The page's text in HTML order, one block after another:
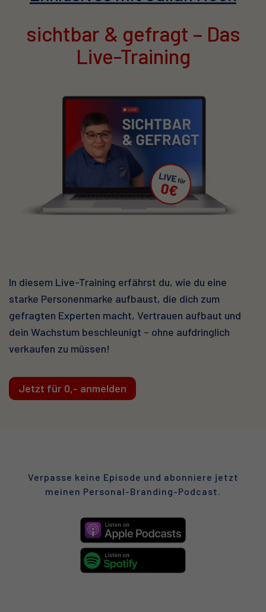
sichtbar & gefragt – Das
Live-Training
In diesem Live-Training erfährst du, wie du eine
starke Personenmarke aufbaust, die dich zum
gefragten Experten macht, Vertrauen aufbaut und
dein Wachstum beschleunigt – ohne aufdringlich
verkaufen zu müssen!
Jetzt für 0,- anmelden
Verpasse keine Episode und abonniere jetzt
meinen Personal-Branding-Podcast.